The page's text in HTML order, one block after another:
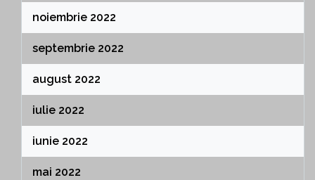
noiembrie 2022
septembrie 2022
august 2022
iulie 2022
iunie 2022
mai 2022